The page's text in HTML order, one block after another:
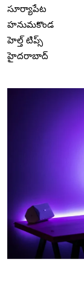
సూర్యాపేట
హనుమకొండ
హెల్త్ టిప్స్
హైదరాబాద్